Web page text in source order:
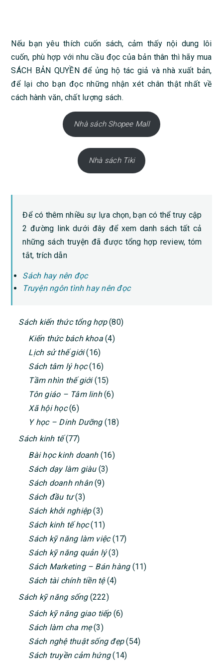
Nếu bạn yêu thích cuốn sách, cảm thấy nội dung lôi
cuốn, phù hợp với nhu cầu đọc của bản thân thì hãy mua
SÁCH BẢN QUYỀN để ủng hộ tác giả và nhà xuất bản,
để lại cho bạn đọc những nhận xét chân thật nhất về
cách hành văn, chất lượng sách.
Nhà sách Shopee Mall
Nhà sách Tiki
Để có thêm nhiều sự lựa chọn, bạn có thể truy cập
2 đường link dưới đây để xem danh sách tất cả
những sách truyện đã được tổng hợp review, tóm
tắt, trích dẫn
Sách hay nên đọc
Truyện ngôn tình hay nên đọc
PRIMARY
SIDEBAR
Sách kiến thức tổng hợp(80)
Kiến thức bách khoa(4)
Lịch sử thế giới(16)
Sách tâm lý học(16)
Tầm nhìn thế giới(15)
Tôn giáo – Tâm linh(6)
Xã hội học(6)
Y học – Dinh Dưỡng(18)
Sách kinh tế(77)
Bài học kinh doanh(16)
Sách dạy làm giàu(3)
Sách doanh nhân(9)
Sách đầu tư(3)
Sách khởi nghiệp(3)
Sách kinh tế học(11)
Sách kỹ năng làm việc(17)
Sách kỹ năng quản lý(3)
Sách Marketing – Bán hàng(11)
Sách tài chính tiền tệ(4)
Sách kỹ năng sống(222)
Sách kỹ năng giao tiếp(6)
Sách làm cha mẹ(3)
Sách nghệ thuật sống đẹp(54)
Sách truyền cảm hứng(14)